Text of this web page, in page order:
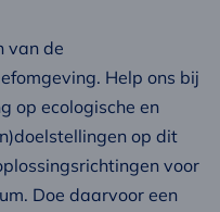
van de
Help ons bij
op ecologische en
op dit
voor
Doe daarvoor een